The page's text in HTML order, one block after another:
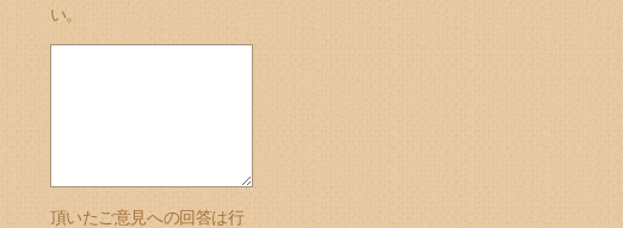
い。
頂いたご意見への回答は行